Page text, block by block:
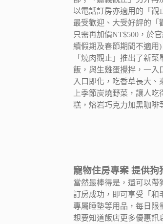
以電話訂房亦適用的「觀
最受歡迎、大受好評的「
只需再加價NT$500，於
續假期及春節期間不適用)
「燒肉觀止」推出了新
飯，與生雞蛋攪拌，一入
入口即化，吃香草長大
上季節炭燒野菜，讓人
糕，熔岩巧克力加黑咖啡
寵物住房專案 提供狗
當然最棒得是，還可以帶
訂房成功，即可享受「和
專屬睡墊等用品，每日限
想要知道飯店更多優惠訊